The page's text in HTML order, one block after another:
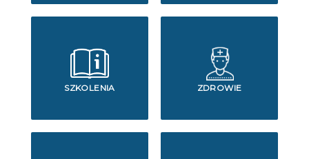
SZKOLENIA ZDROWIE